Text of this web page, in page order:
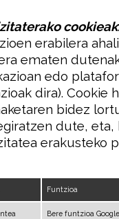
cookieak
erabilera
ematen
edo
dira). Cookie
bidez
dute,
erakusteko
Funtzioa
Bere funtzioa